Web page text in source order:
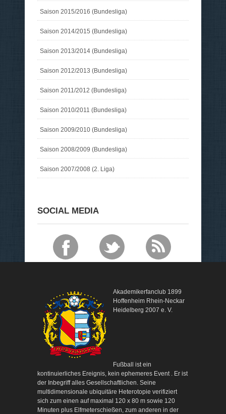
Saison 2015/2016 (Bundesliga)
Saison 2014/2015 (Bundesliga)
Saison 2013/2014 (Bundesliga)
Saison 2012/2013 (Bundesliga)
Saison 2011/2012 (Bundesliga)
Saison 2010/2011 (Bundesliga)
Saison 2009/2010 (Bundesliga)
Saison 2008/2009 (Bundesliga)
Saison 2007/2008 (2. Liga)
SOCIAL MEDIA
Akademikerfanclub 1899
Hoffenheim Rhein-Neckar
Heidelberg 2007 e. V.
Fußball ist ein
kontinuierliches Ereignis, kein ephemeres Event . Er ist
der Inbegriff alles Gesellschaftlichen. Seine
multidimensionale ubiquitäre Heterotopie verifiziert
sich zum einen auf maximal 120 x 80 m sowie 120
Minuten plus Elfmeterschießen, zum anderen in der